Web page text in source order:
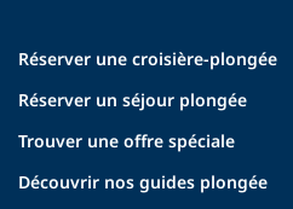
Réserver une croisière-plongée
Réserver un séjour plongée
Trouver une offre spéciale
Découvrir nos guides plongée